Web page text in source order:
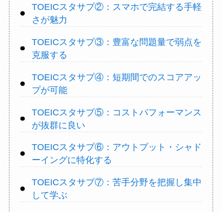
TOEICスタサプ②：スマホで完結する手軽
さが魅力
TOEICスタサプ③：豊富な問題量で弱点を
克服する
TOEICスタサプ④：短期間でのスコアアッ
プが可能
TOEICスタサプ⑤：コストパフォーマンス
が抜群に良い
TOEICスタサプ⑥：アウトプット・シャド
ーイングに特化する
TOEICスタサプ⑦：苦手分野を把握し集中
して学ぶ